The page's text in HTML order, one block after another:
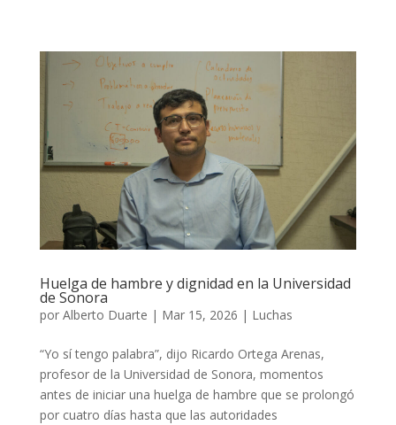
Huelga de hambre y dignidad en la Universidad
de Sonora
por Alberto Duarte | Mar 15, 2026 | Luchas
“Yo sí tengo palabra”, dijo Ricardo Ortega Arenas,
profesor de la Universidad de Sonora, momentos
antes de iniciar una huelga de hambre que se prolongó
por cuatro días hasta que las autoridades